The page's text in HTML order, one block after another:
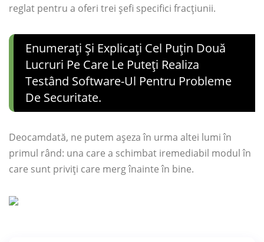
reglat pentru a oferi trei șefi specifici fracțiunii.
Enumerați Și Explicați Cel Puțin Două
Lucruri Pe Care Le Puteți Realiza
Testând Software-Ul Pentru Probleme
De Securitate.
Deocamdată, ne putem așeza în urma altei lumi în
primul rând: una care a schimbat iremediabil modul în
care sunt priviți care merg înainte în bine.